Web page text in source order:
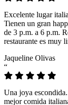
Excelente lugar
Tienen un gran
de 3 p.m. a 6 p.m.
restaurante es muy
Jaqueline Olivas
“
Una joya
mejor comida